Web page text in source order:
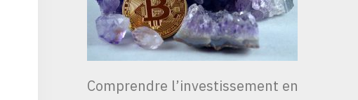
Comprendre l’investissement en